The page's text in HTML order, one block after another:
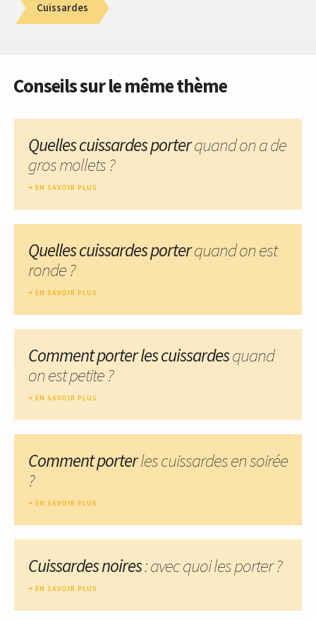
Cuissardes
Conseils sur le même thème
Quelles cuissardes porterquand on a de
gros mollets ?
EN SAVOIR PLUS
Quelles cuissardes porterquand on est
ronde ?
EN SAVOIR PLUS
Comment porter les cuissardesquand
on est petite ?
EN SAVOIR PLUS
Comment porterles cuissardes en soirée
?
EN SAVOIR PLUS
Cuissardes noires: avec quoi les porter ?
EN SAVOIR PLUS